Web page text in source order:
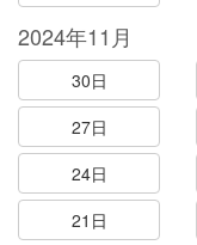
2024年11月
30日
27日
24日
21日